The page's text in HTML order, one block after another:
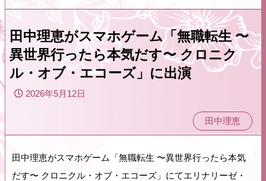
田中理恵がスマホゲーム「無職転生 〜
異世界行ったら本気だす〜 クロニク
ル・オブ・エコーズ」に出演
2026年5月12日
田中理恵
田中理恵がスマホゲーム「無職転生 〜異世界行ったら本気
だす〜 クロニクル・オブ・エコーズ」にてエリナリーゼ・